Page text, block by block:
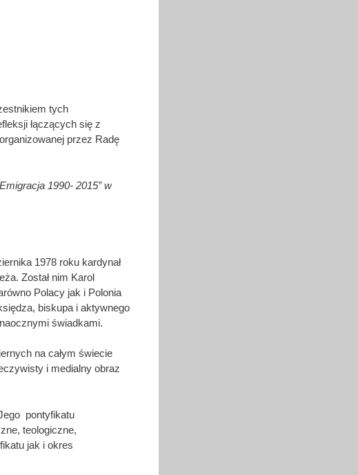
tych
łączących się z
przez Radę
1990- 2015” w
1978 roku kardynał
Został nim Karol
Polacy jak i Polonia
biskupa i aktywnego
świadkami.
na całym świecie
i medialny obraz
pontyfikatu
teologiczne,
jak i okres